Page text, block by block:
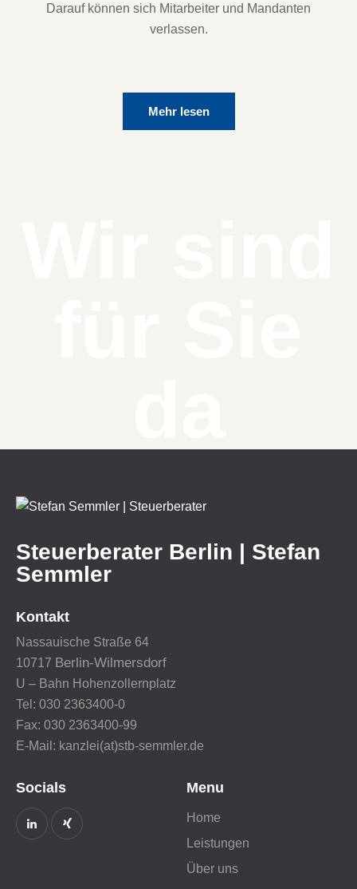
Darauf können sich Mitarbeiter und Mandanten
verlassen.
Mehr lesen
Steuerberater Berlin | Stefan
Semmler
Kontakt
Nassauische Straße 64
10717 Berlin-Wilmersdorf
U – Bahn Hohenzollernplatz
Tel: 030 2363400-0
Fax: 030 2363400-99
E-Mail: kanzlei(at)stb-semmler.de
Socials Menu
Home
Leistungen
Über uns